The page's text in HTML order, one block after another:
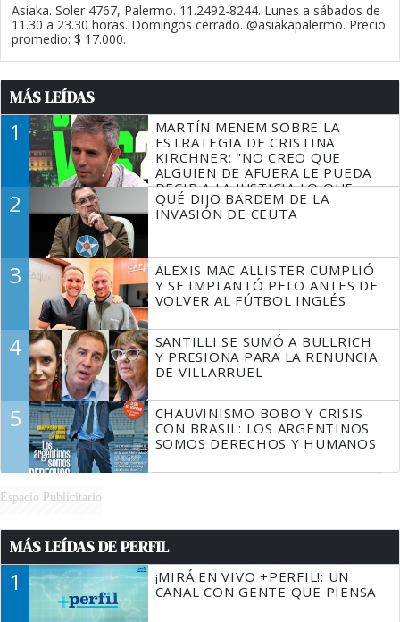
Asiaka. Soler 4767, Palermo. 11.2492-8244. Lunes a sábados de
11.30 a 23.30 horas. Domingos cerrado. @asiakapalermo. Precio
promedio: $ 17.000.
MÁS LEÍDAS
1
MARTÍN MENEM SOBRE LA
ESTRATEGIA DE CRISTINA
KIRCHNER: "NO CREO QUE
ALGUIEN DE AFUERA LE PUEDA
DECIR A LA JUSTICIA LO QUE
TIENE QUE HACER"
2
QUÉ DIJO BARDEM DE LA
INVASIÓN DE CEUTA
3
ALEXIS MAC ALLISTER CUMPLIÓ
Y SE IMPLANTÓ PELO ANTES DE
VOLVER AL FÚTBOL INGLÉS
4
SANTILLI SE SUMÓ A BULLRICH
Y PRESIONA PARA LA RENUNCIA
DE VILLARRUEL
5
CHAUVINISMO BOBO Y CRISIS
CON BRASIL: LOS ARGENTINOS
SOMOS DERECHOS Y HUMANOS
Espacio Publicitario
MÁS LEÍDAS DE PERFIL
1
¡MIRÁ EN VIVO +PERFIL!: UN
CANAL CON GENTE QUE PIENSA